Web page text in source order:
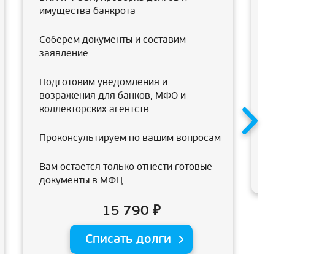
имущества банкрота
Соберем документы и составим
заявление
Подготовим уведомления и
возражения для банков, МФО и
коллекторских агентств
Проконсультируем по вашим вопросам
Вам остается только отнести готовые
документы в МФЦ
15 790 ₽
Списать долги